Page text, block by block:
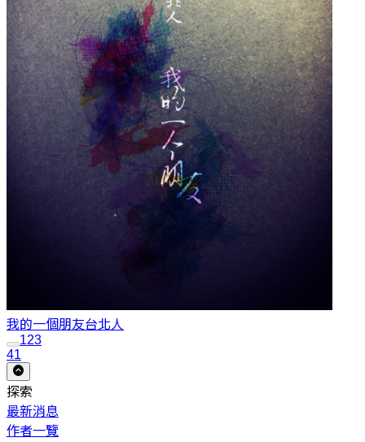
我的一個朋友台北人
123
41
探索
最新消息
作者一覽